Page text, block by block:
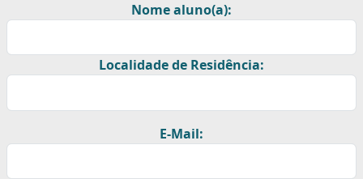
Nome aluno(a):
Localidade de Residência:
E-Mail: